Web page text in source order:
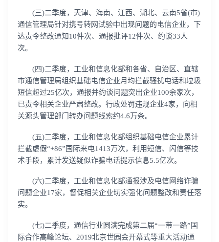
(三)二季度，天津、海南、江西、湖北、云南5省(市)
通信管理局针对携号转网试验中出现问题的电信企业，下
达责令整改通知10件次、通报批评12件次、约谈33人
次。
(四)二季度，工业和信息化部和各省、自治区、直辖
市通信管理局组织基础电信企业月均拦截骚扰电话和垃圾
短信超过25亿次，通报并约谈问题突出企业100余家次，
已责令相关企业严肃整改。行政处罚违规企业4家，向相
关源头管理部门转办问题线索约4.6万条。
(五)二季度，工业和信息化部组织基础电信企业累计
拦截虚假“+86”国际来电1413万次，利用短信、闪信等技
术手段，累计发送疑似诈骗电话提示信息5.5亿次。
(六)二季度，工业和信息化部通报涉及电信网络诈骗
问题企业17家，督促相关企业切实强化问题整改和责任落
实。
(七)二季度，通信行业圆满完成第二届“一带一路”国
际合作高峰论坛、2019北京世园会开幕式等重大活动通